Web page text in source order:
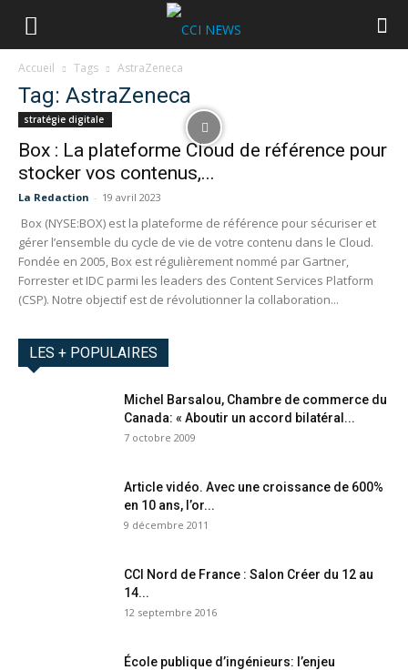
Accueil Tags AstraZeneca
Tag: AstraZeneca
stratégie digitale
Box : La plateforme Cloud de référence pour
stocker vos contenus,...
La Redaction - 19 avril 2023
Box (NYSE:BOX) est la plateforme de référence pour sécuriser et
gérer l’ensemble du cycle de vie de votre contenu dans le Cloud.
Fondée en 2005, Box est régulièrement nommé par Gartner,
Forrester et IDC parmi les leaders des Content Services Platform
(CSP). Notre objectif est de révolutionner la collaboration...
LES + POPULAIRES
Michel Barsalou, Chambre de commerce du
Canada: « Aboutir un accord bilatéral...
7 octobre 2009
Article vidéo. Avec une croissance de 600%
en 10 ans, l’or...
9 décembre 2011
CCI Nord de France : Salon Créer du 12 au
14...
12 septembre 2016
École publique d’ingénieurs: l’enjeu